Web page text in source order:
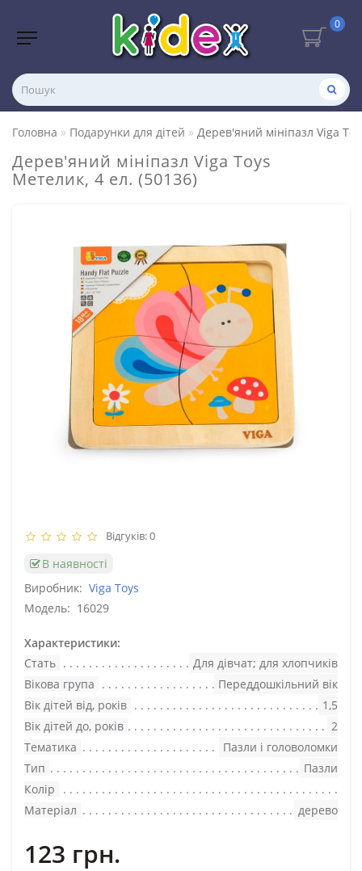
0
Головна Подарунки для дітей Дерев'яний мініпазл Viga
Дерев'яний мініпазл Viga Toys
Метелик, 4 ел. (50136)
Відгуків: 0
В наявності
Виробник: Viga Toys
Модель: 16029
Характеристики:
Стать
Для дівчат; для хлопчиків
Вікова група
Переддошкільний вік
Вік дітей від, років
1,5
Вік дітей до, років
2
Тематика
Пазли і головоломки
Тип
Пазли
Колір
Матеріал
дерево
123 грн.